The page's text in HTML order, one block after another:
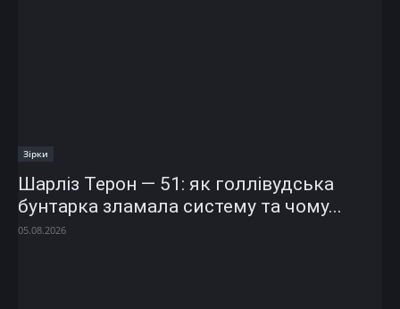
Зірки
Шарліз Терон — 51: як голлівудська
бунтарка зламала систему та чому...
05.08.2026